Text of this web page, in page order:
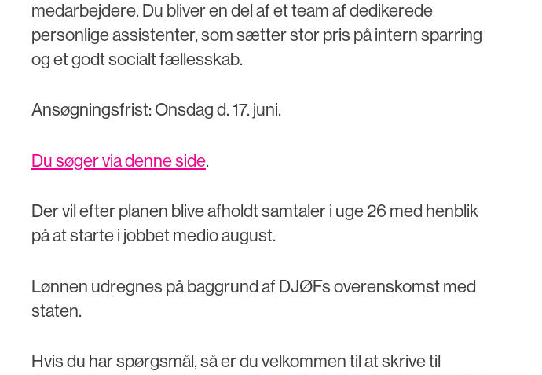
medarbejdere. Du bliver en del af et team af dedikerede
personlige assistenter, som sætter stor pris på intern sparring
og et godt socialt fællesskab.
Ansøgningsfrist: Onsdag d. 17. juni.
Du søger via denne side.
Der vil efter planen blive afholdt samtaler i uge 26 med henblik
på at starte i jobbet medio august.
Lønnen udregnes på baggrund af DJØFs overenskomst med
staten.
Hvis du har spørgsmål, så er du velkommen til at skrive til